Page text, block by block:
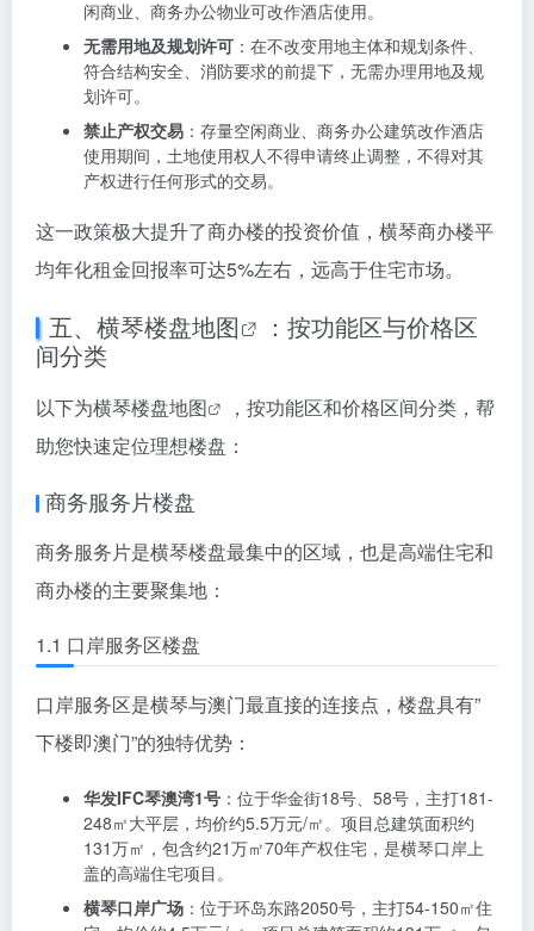
商办楼改造政策：盘活存量资产
横琴粤澳深度合作区出台《关于促进合作区酒店业高质
量发展的若干措施》和《既有商业办公建筑调整为酒店
临时使用的操作指引》，允许存量空闲商业办公建筑改
作酒店临时使用：
改造期限：允许以8年为限，存量（已完成竣工备案）空
闲商业、商务办公物业可改作酒店使用。
无需用地及规划许可：在不改变用地主体和规划条件、
符合结构安全、消防要求的前提下，无需办理用地及规
划许可。
使用期间，土地使用权人不得申请终止调整，不得对其
均年化租金回报率可达5%左右，远高于住宅市场。
间分类
以下为横琴楼盘地图
，按功能区和价格区间分类，帮
助您快速定位理想楼盘：
商务服务片楼盘
商务服务片是横琴楼盘最集中的区域，也是高端住宅和
商办楼的主要聚集地：